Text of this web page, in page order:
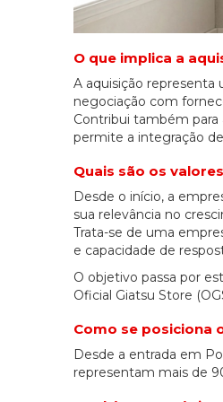
O que implica a
A aquisição
negociação com
Contribui também para
permite a integração
Quais são os
Desde o início, a
sua relevância no
Trata-se de uma
e capacidade de
O objetivo passa por
Oficial Giatsu Store
Como se posiciona
Desde a entrada em
representam mais de